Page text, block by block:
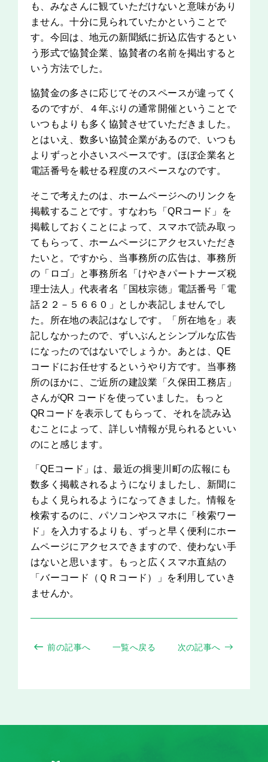
も、みなさんに観ていただけないと意味があり
ません。十分に見られていたかということで
す。今回は、地元の新聞紙に折込広告するとい
う形式で協賛企業、協賛者の名前を掲出すると
いう方法でした。
協賛金の多さに応じてそのスペースが違ってく
るのですが、４年ぶりの通常開催ということで
いつもよりも多く協賛させていただきました。
とはいえ、数多い協賛企業があるので、いつも
よりずっと小さいスペースです。ほぼ企業名と
電話番号を載せる程度のスペースなのです。
そこで考えたのは、ホームページへのリンクを
掲載することです。すなわち「QRコード」を
掲載しておくことによって、スマホで読み取っ
てもらって、ホームページにアクセスいただき
たいと。ですから、当事務所の広告は、事務所
の「ロゴ」と事務所名「けやきパートナーズ税
理士法人」代表者名「国枝宗徳」電話番号「電
話２２－５６６０」としか表記しませんでし
た。所在地の表記はなしです。「所在地を」表
記しなかったので、ずいぶんとシンプルな広告
になったのではないでしょうか。あとは、QE
コードにお任せするというやり方です。当事務
所のほかに、ご近所の建設業「久保田工務店」
さんがQR コードを使っていました。もっと
QRコードを表示してもらって、それを読み込
むことによって、詳しい情報が見られるといい
のにと感じます。
「QEコード」は、最近の揖斐川町の広報にも
数多く掲載されるようになりましたし、新聞に
もよく見られるようになってきました。情報を
検索するのに、パソコンやスマホに「検索ワー
ド」を入力するよりも、ずっと早く便利にホー
ムページにアクセスできますので、使わない手
はないと思います。もっと広くスマホ直結の
「バーコード（ＱＲコード）」を利用していき
ませんか。
前の記事へ 一覧へ戻る 次の記事へ